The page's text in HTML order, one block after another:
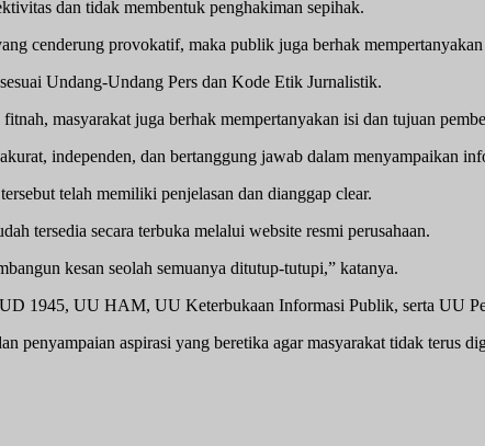
dan tidak membentuk penghakiman sepihak.
cenderung provokatif, maka publik juga berhak
Undang-Undang Pers dan Kode Etik Jurnalistik.
masyarakat juga berhak mempertanyakan isi dan tujuan
independen, dan bertanggung jawab dalam menyampaikan
telah memiliki penjelasan dan dianggap clear.
tersedia secara terbuka melalui website resmi perusahaan.
kesan seolah semuanya ditutup-tutupi,” katanya.
1945, UU HAM, UU Keterbukaan Informasi Publik, serta UU
aspirasi yang beretika agar masyarakat tidak terus